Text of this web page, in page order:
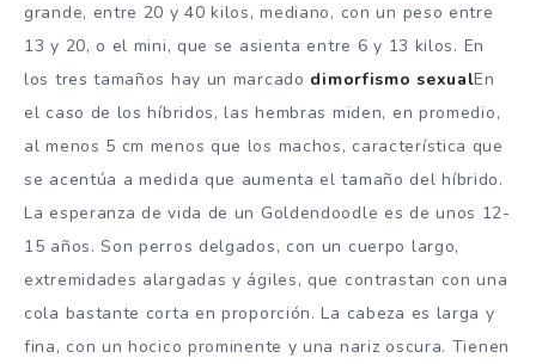
grande, entre 20 y 40 kilos, mediano, con un peso entre
13 y 20, o el mini, que se asienta entre 6 y 13 kilos. En
los tres tamaños hay un marcado dimorfismo sexualEn
el caso de los híbridos, las hembras miden, en promedio,
al menos 5 cm menos que los machos, característica que
se acentúa a medida que aumenta el tamaño del híbrido.
La esperanza de vida de un Goldendoodle es de unos 12-
15 años. Son perros delgados, con un cuerpo largo,
extremidades alargadas y ágiles, que contrastan con una
cola bastante corta en proporción. La cabeza es larga y
fina, con un hocico prominente y una nariz oscura. Tienen